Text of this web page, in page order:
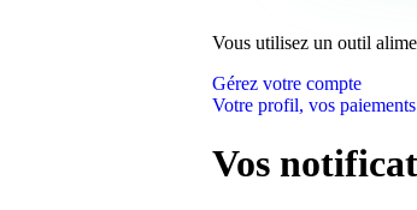
Vous utilisez un outil
Gérez votre compte
Votre profil, vos
Vos